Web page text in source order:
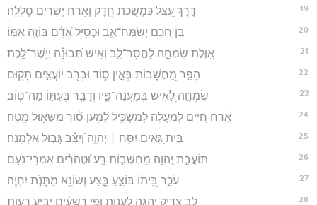
19 דֶּ֣רֶךְ עָ֭צֵל כִּמְשֻׂ֣כַת חָ֑דֶק וְאֹ֖רַח יְשָׁרִ֣ים סְלֻלָֽה׃
20 בֵּ֣ן חָ֭כָם יְשַׂמַּח־אָ֑ב וּכְסִ֥יל אָ֝דָ֗ם בּוֹזֶ֥ה אִמּֽוֹ׃
21 אִ֭וֶּלֶת שִׂמְחָ֣ה לַחֲסַר־לֵ֑ב וְאִ֥ישׁ תְּ֝בוּנָ֗ה יְיַשֶׁר־לָֽכֶת׃
22 הָפֵ֣ר מַ֭חֲשָׁבוֹת בְּאֵ֣ין ס֑וֹד וּבְרֹ֖ב יוֹעֲצִ֣ים תָּקֽוּם׃
23 שִׂמְחָ֣ה לָ֭אִישׁ בְּמַעֲנֵה־פִ֑יו וְדָבָ֖ר בְּעִתּ֣וֹ מַה־טּֽוֹב׃
24 אֹ֣רַח חַ֭יִּים לְמַ֣עְלָה לְמַשְׂכִּ֑יל לְמַ֥עַן ס֝֗וּר מִשְּׁא֥וֹל מָֽטָּה׃
25 בֵּ֣ית גֵּ֭אִים יִסַּ֥ח ׀ יְהוָ֑ה וְ֝יַצֵּ֗ב גְּב֣וּל אַלְמָנָֽה׃
26 תּוֹעֲבַ֣ת יְ֭הוָה מַחְשְׁב֣וֹת רָ֑ע וּ֝טְהֹרִ֗ים אִמְרֵי־נֹֽעַם׃
27 עֹכֵ֣ר בֵּ֭יתוֹ בּוֹצֵ֣עַ בָּ֑צַע וְשׂוֹנֵ֖א מַתָּנֹ֣ת יִחְיֶֽה׃
28 לֵ֣ב צַ֭דִּיק יֶהְגֶּ֣ה לַעֲנ֑וֹת וּפִ֥י רְ֝שָׁעִ֗ים יַבִּ֥יעַ רָעֽוֹת׃